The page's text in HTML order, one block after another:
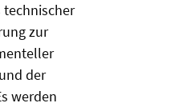
technischer
zur
der
werden